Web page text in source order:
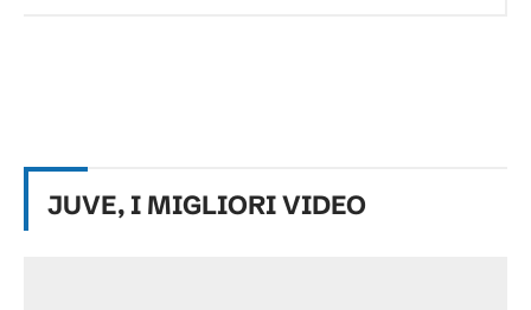
JUVE, I MIGLIORI VIDEO